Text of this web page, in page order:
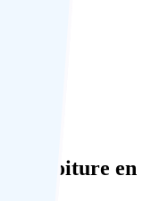
Voiture en